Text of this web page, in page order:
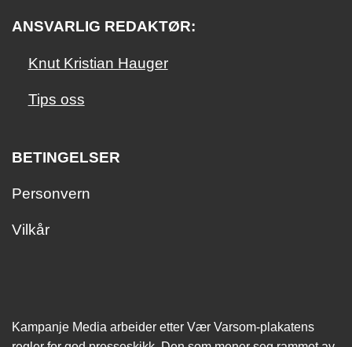
ANSVARLIG REDAKTØR:
Knut Kristian Hauger
Tips oss
BETINGELSER
Personvern
Vilkår
Kampanje Media arbeider etter Vær Varsom-plakatens